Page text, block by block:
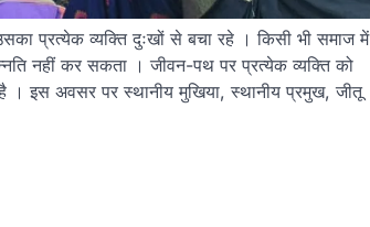
प्रत्येक व्यक्ति दुःखों से बचा रहे । किसी भी समाज में
नहीं कर सकता । जीवन-पथ पर प्रत्येक व्यक्ति को
इस अवसर पर स्थानीय मुखिया, स्थानीय प्रमुख, जीतू